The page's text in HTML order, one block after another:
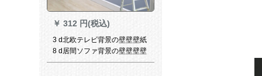
￥ 312 円(税込)
3 d北欧テレビ背景の壁壁壁紙
8 d居間ソファ背景の壁壁壁壁
壁壁布5 dベドルームの壁紙8